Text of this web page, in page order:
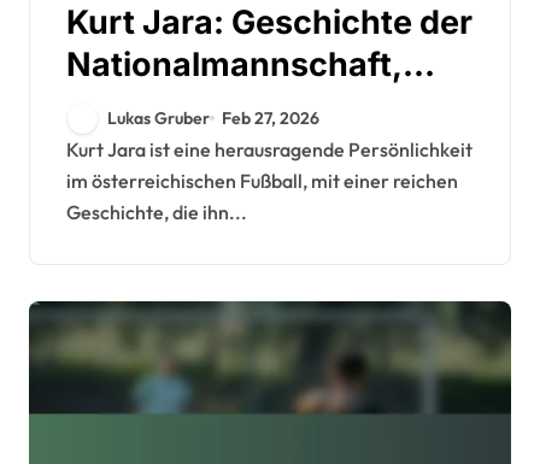
Kurt Jara: Geschichte der
Nationalmannschaft,
Turnierteilnahmen,
Vermächtnis
Lukas Gruber Feb 27, 2026
Kurt Jara ist eine herausragende Persönlichkeit
im österreichischen Fußball, mit einer reichen
Geschichte, die ihn...